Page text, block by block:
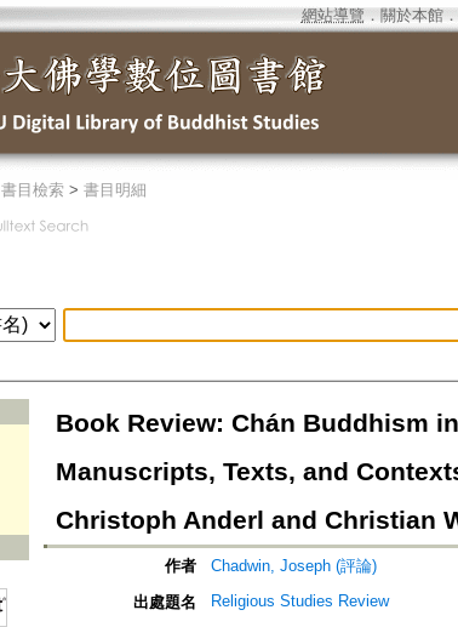
網站導覽 ． 關於本館．
書目檢索> 書目明細
Book Review: Chán Buddhism
Manuscripts, Texts, and
Christoph Anderl and Christian
作者
Chadwin, Joseph (評論)
出處題名
Religious Studies Review